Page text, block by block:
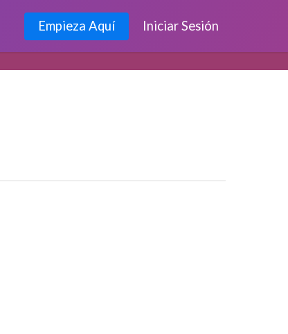
Empieza Aquí Iniciar Sesión